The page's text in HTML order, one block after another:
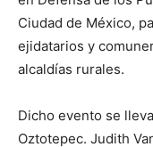
Ciudad de México,
ejidatarios y
alcaldías rurales.
Dicho evento se
Oztotepec. Judith